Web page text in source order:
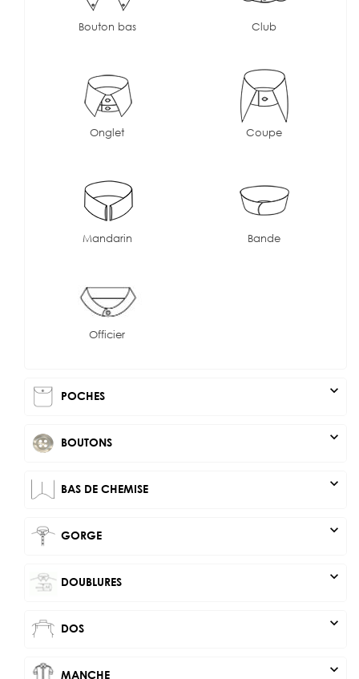
Bouton bas Club
Onglet Coupe
Mandarin Bande
Officier
POCHES expand_more
BOUTONS expand_more
BAS DE CHEMISE expand_more
GORGE expand_more
DOUBLURES expand_more
DOS expand_more
MANCHE expand_more